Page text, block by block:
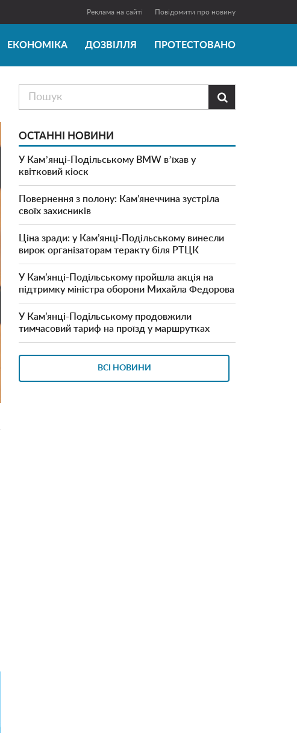
Реклама на сайті Повідомити про новину
ЕКОНОМІКА ДОЗВІЛЛЯ ПРОТЕСТОВАНО

ОСТАННІ НОВИНИ
У Камʼянці-Подільському BMW вʼїхав у
квітковий кіоск
Повернення з полону: Кам’янеччина зустріла
своїх захисників
Ціна зради: у Кам’янці-Подільському винесли
вирок організаторам теракту біля РТЦК
У Кам’янці-Подільському пройшла акція на
підтримку міністра оборони Михайла Федорова
У Кам’янці-Подільському продовжили
тимчасовий тариф на проїзд у маршрутках
ВСІ НОВИНИ